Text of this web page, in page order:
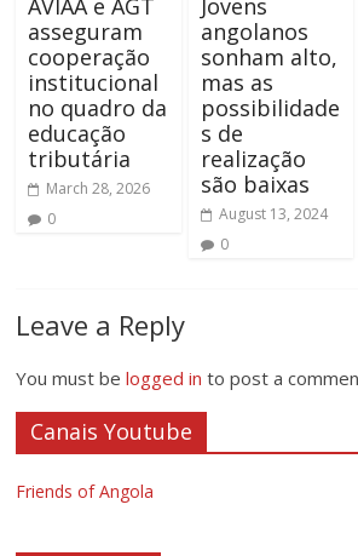
AVIAA e AGT
asseguram
cooperação
institucional
no quadro da
educação
tributária
March 28, 2026
0
Jovens
angolanos
sonham alto,
mas as
possibilidade
s de
realização
são baixas
August 13, 2024
0
Leave a Reply
You must belogged in to post a
Canais Youtube
Friends of Angola